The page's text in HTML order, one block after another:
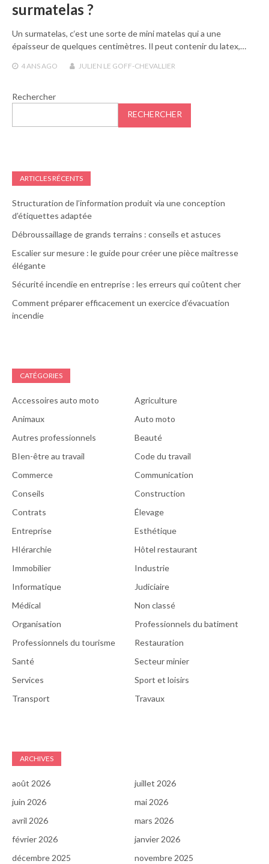
surmatelas ?
Un surmatelas, c‘est une sorte de mini matelas qui a une
épaisseur de quelques centimètres. Il peut contenir du latex,…
4 ANSAGO JULIEN LE GOFF-CHEVALLIER
Rechercher
RECHERCHER
ARTICLES RÉCENTS
Structuration de l’information produit via une conception
d’étiquettes adaptée
Débroussaillage de grands terrains : conseils et astuces
Escalier sur mesure : le guide pour créer une pièce maîtresse
élégante
Sécurité incendie en entreprise : les erreurs qui coûtent cher
Comment préparer efficacement un exercice d’évacuation
incendie
CATÉGORIES
Accessoires auto moto
Agriculture
Animaux
Auto moto
Autres professionnels
Beauté
BIen-être au travail
Code du travail
Commerce
Communication
Conseils
Construction
Contrats
Élevage
Entreprise
Esthétique
HIérarchie
Hôtel restaurant
Immobilier
Industrie
Informatique
Judiciaire
Médical
Non classé
Organisation
Professionnels du batiment
Professionnels du tourisme
Restauration
Santé
Secteur minier
Services
Sport et loisirs
Transport
Travaux
ARCHIVES
août 2026
juillet 2026
juin 2026
mai 2026
avril 2026
mars 2026
février 2026
janvier 2026
décembre 2025
novembre 2025